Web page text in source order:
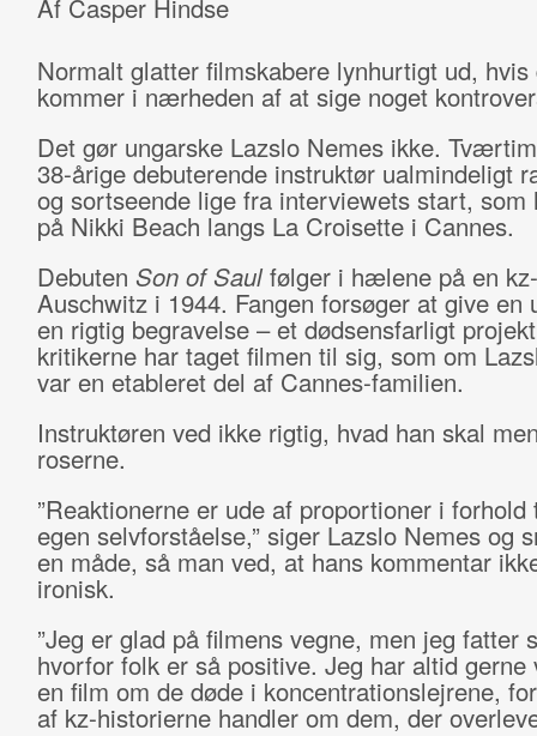
Af Casper Hindse
Normalt glatter filmskabere lynhurtigt ud, hvis
kommer i nærheden af at sige noget
Det gør ungarske Lazslo Nemes ikke.
38-årige debuterende instruktør ualmindeligt
og sortseende lige fra interviewets start, som
på Nikki Beach langs La Croisette i Cannes.
Debuten Son of Saulfølger i hælene på en
Auschwitz i 1944. Fangen forsøger at give en
en rigtig begravelse – et dødsensfarligt
kritikerne har taget filmen til sig, som om
var en etableret del af Cannes-familien.
Instruktøren ved ikke rigtig, hvad han skal
roserne.
”Reaktionerne er ude af proportioner i forhold
egen selvforståelse,” siger Lazslo Nemes og
en måde, så man ved, at hans kommentar
ironisk.
”Jeg er glad på filmens vegne, men jeg fatter
hvorfor folk er så positive. Jeg har altid gerne
en film om de døde i koncentrationslejrene,
af kz-historierne handler om dem, der